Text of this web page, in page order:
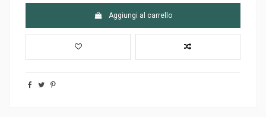
Aggiungi al carrello